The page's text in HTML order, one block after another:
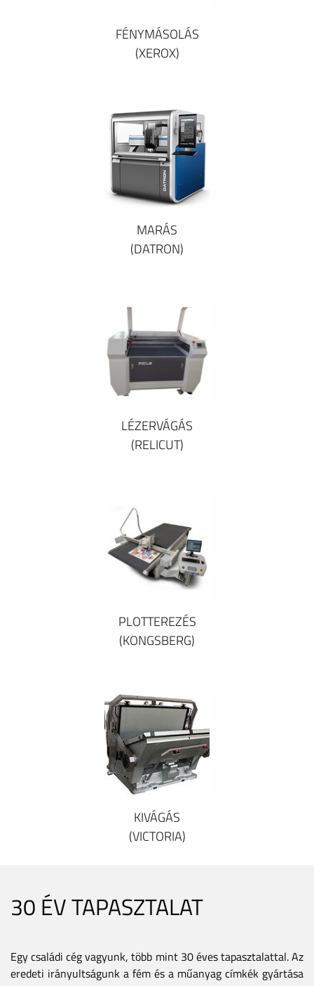
FÉNYMÁSOLÁS
(XEROX)
MARÁS
(DATRON)
LÉZERVÁGÁS
(RELICUT)
PLOTTEREZÉS
(KONGSBERG)
KIVÁGÁS
(VICTORIA)
30 ÉV TAPASZTALAT
Egy családi cég vagyunk, több mint 30 éves tapasztalattal. Az
eredeti irányultságunk a fém és a műanyag címkék gyártása